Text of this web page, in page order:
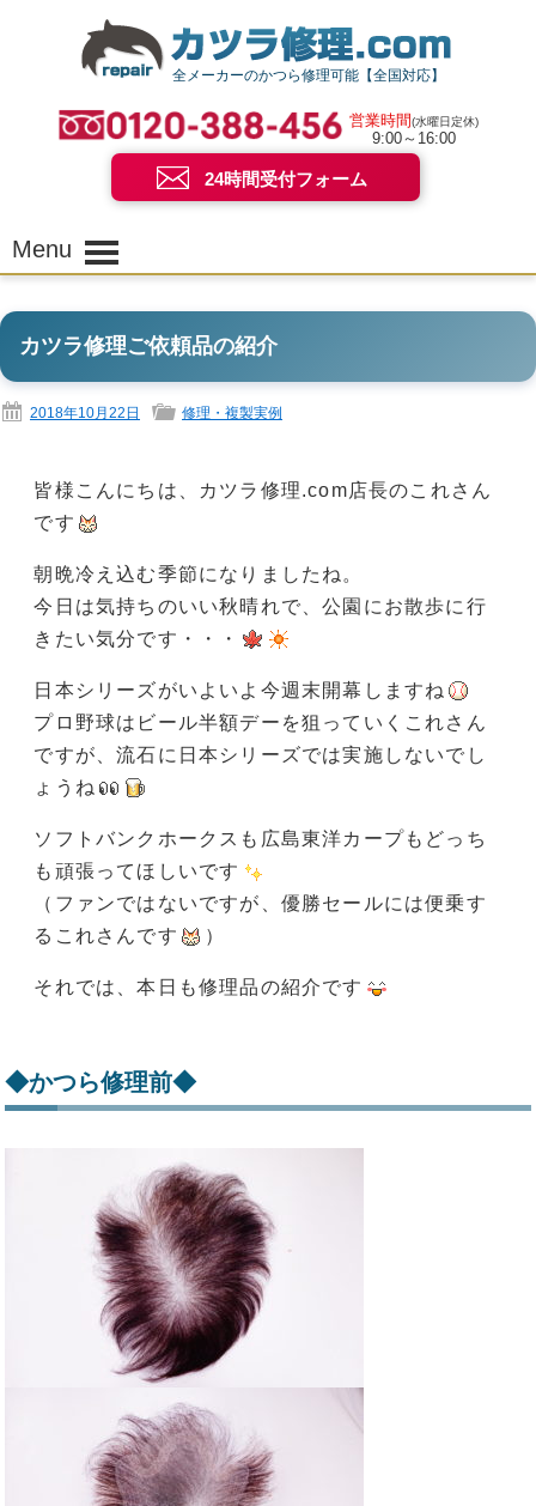
全メーカーのかつら修理可能【全国対応】
営業時間(水曜日定休)
9:00～16:00
24時間受付フォーム
Menu
カツラ修理ご依頼品の紹介
2018年10月22日 修理・複製実例
皆様こんにちは、カツラ修理.com店長のこれさん
です
朝晩冷え込む季節になりましたね。
今日は気持ちのいい秋晴れで、公園にお散歩に行
きたい気分です・・・
日本シリーズがいよいよ今週末開幕しますね
プロ野球はビール半額デーを狙っていくこれさん
ですが、流石に日本シリーズでは実施しないでし
ょうね
ソフトバンクホークスも広島東洋カープもどっち
も頑張ってほしいです
（ファンではないですが、優勝セールには便乗す
るこれさんです
）
それでは、本日も修理品の紹介です
◆かつら修理前◆